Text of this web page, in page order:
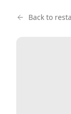
Back to